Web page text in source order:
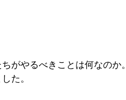
がやるべきことは何なのか。
た。